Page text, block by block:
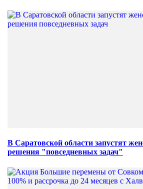
В Саратовской области запустят
решения "повседневных задач"